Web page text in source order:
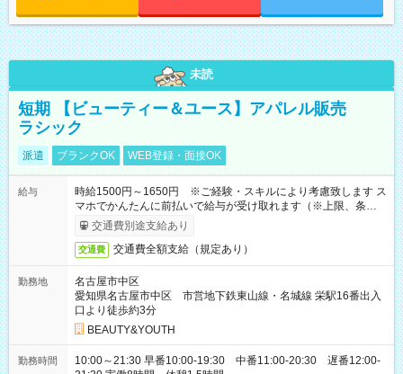
未読
短期 【ビューティー＆ユース】アパレル販売
ラシック
派遣 ブランクOK WEB登録・面接OK
給与
時給1500円～1650円 ※ご経験・スキルにより考慮致します ス
マホでかんたんに前払いで給与が受け取れます（※上限、条件
あり）交通費別途支給あり
交通費 交通費全額支給（規定あり）
勤務地
名古屋市中区
愛知県名古屋市中区 市営地下鉄東山線・名城線 栄駅16番出入
口より徒歩約3分
BEAUTY&YOUTH
勤務時間
10:00～21:30 早番10:00-19:30 中番11:00-20:30 遅番12:00-